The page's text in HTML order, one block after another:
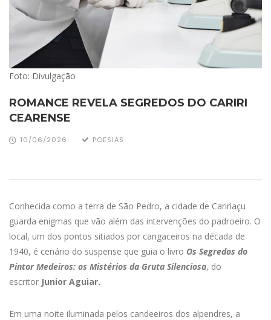
Foto: Divulgação
ROMANCE REVELA SEGREDOS DO CARIRI
CEARENSE
10/06/2026 POESIAS
Conhecida como a terra de São Pedro, a cidade de Caririaçu
guarda enigmas que vão além das intervenções do padroeiro. O
local, um dos pontos sitiados por cangaceiros na década de
1940, é cenário do suspense que guia o livro Os Segredos do
Pintor Medeiros: os Mistérios da Gruta Silenciosa, do
escritor Junior Aguiar.
Em uma noite iluminada pelos candeeiros dos alpendres, a